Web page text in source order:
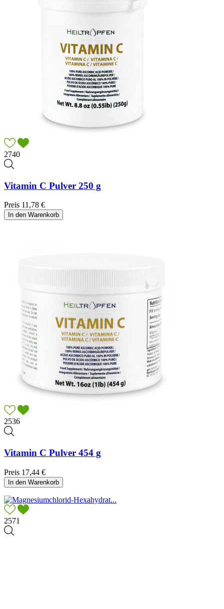
2740
Vitamin C Pulver 250 g
Preis 11,78 €
In den Warenkorb
2536
Vitamin C Pulver 454 g
Preis 17,44 €
In den Warenkorb
2571